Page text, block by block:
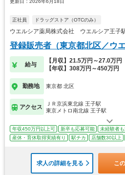
更新日：2026年6月18日
正社員 ドラッグストア（OTCのみ）
ウエルシア薬局株式会社 ウエルシア王子
登録販売者（東京都北区／ウ
給与
【月収】21.5万円～27.0万円
【年収】308万円～450万円
勤務地 東京都 北区
アクセス
ＪＲ京浜東北線 王子駅
東京メトロ南北線 王子駅
年収450万円以上可 新卒も応募可能 未経験者
産休・育休取得実績有り
駅チカ 店舗数30以上
求人の詳細を見る こ